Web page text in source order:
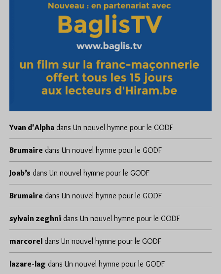
Yvan d'Alpha dans Un nouvel hymne pour le GODF
Brumaire dans Un nouvel hymne pour le GODF
Joab’s dans Un nouvel hymne pour le GODF
Brumaire dans Un nouvel hymne pour le GODF
sylvain zeghni dans Un nouvel hymne pour le GODF
marcorel dans Un nouvel hymne pour le GODF
lazare-lag dans Un nouvel hymne pour le GODF